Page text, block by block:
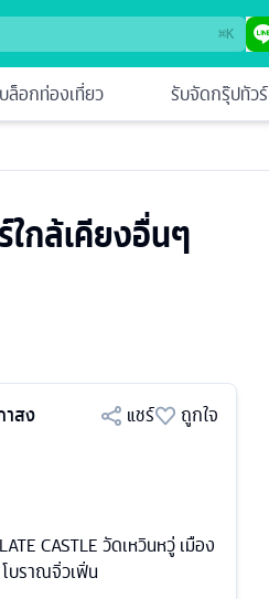
⌘K
บล็อกท่องเที่ยว รับจัดกรุ๊ปทัวร์
กล้เคียงอื่นๆ
าสง แชร์
ถูกใจ
CASTLE วัดเหวินหวู่ เมือง
โบราณจิ่วเฟิ่น